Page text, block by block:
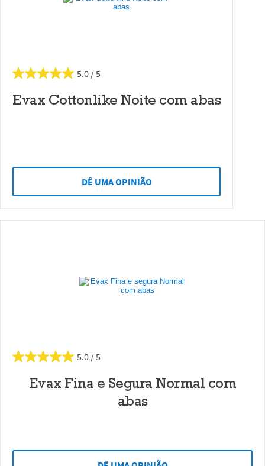
5.0
Evax Cottonlike Noite com abas
DÊ UMA OPINIÃO
5.0
Evax Fina e Segura Normal com
abas